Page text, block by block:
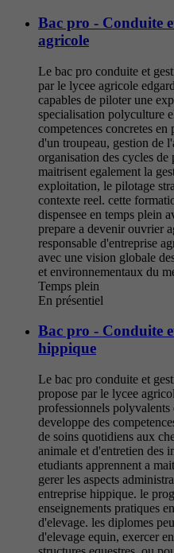
Bac pro - Conduite
agricole
Le bac pro conduite et
par le lycee agricole
capables de piloter une
specialisation polyculture
competences concretes
d'un troupeau, gestion de
organisation des cycles
maitrisent egalement la
exploitation, le pilotage
contexte reel. cette
dispensee en temps plein
prepare a devenir ouvrier
responsable d'entreprise
avec une vision globale
et environnementaux du
Temps plein
En présentiel
Bac pro - Conduite
hippique
Le bac pro conduite et
propose par le lycee
professionnels
developpe des
de soins quotidiens aux
animale et d'entretien des
etudiants apprennent a
gerer les aspects
entreprise hippique. le
enseignements pratiques
d'elevage. les diplomes
d'elevage equin, exercer